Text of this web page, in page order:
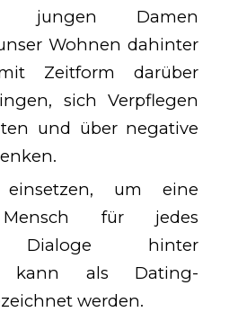
jungen Damen
Wohnen dahinter
Zeitform darüber
sich Verpflegen
und über negative
um eine
Mensch für jedes
Dialoge hinter
kann als Dating-
werden.